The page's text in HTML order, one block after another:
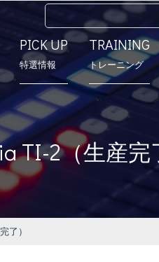
モデルルーム
PICK UP
特選情報
TRAINING
トレーニング
営業所
TI-2（生産完
了）